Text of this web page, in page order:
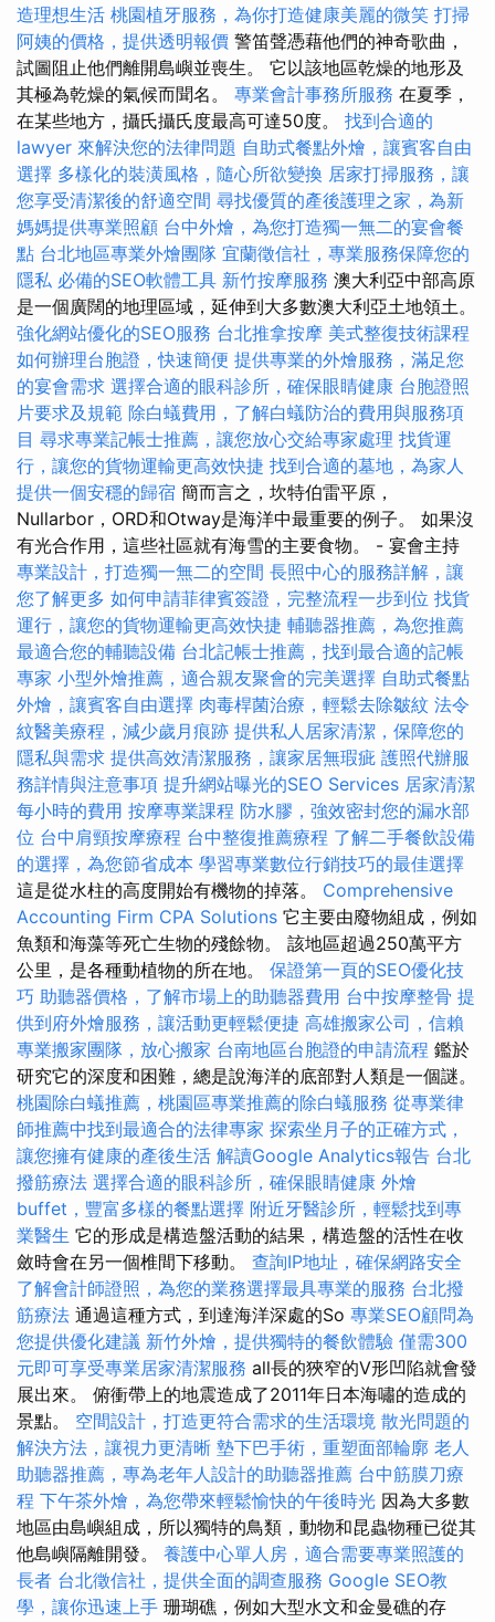
造理想生活 桃園植牙服務，為你打造健康美麗的微笑 打掃
阿姨的價格，提供透明報價 警笛聲憑藉他們的神奇歌曲，
試圖阻止他們離開島嶼並喪生。 它以該地區乾燥的地形及
其極為乾燥的氣候而聞名。 專業會計事務所服務 在夏季，
在某些地方，攝氏攝氏度最高可達50度。 找到合適的
lawyer 來解決您的法律問題 自助式餐點外燴，讓賓客自由
選擇 多樣化的裝潢風格，隨心所欲變換 居家打掃服務，讓
您享受清潔後的舒適空間 尋找優質的產後護理之家，為新
媽媽提供專業照顧 台中外燴，為您打造獨一無二的宴會餐
點 台北地區專業外燴團隊 宜蘭徵信社，專業服務保障您的
隱私 必備的SEO軟體工具 新竹按摩服務 澳大利亞中部高原
是一個廣闊的地理區域，延伸到大多數澳大利亞土地領土。
強化網站優化的SEO服務 台北推拿按摩 美式整復技術課程
如何辦理台胞證，快速簡便 提供專業的外燴服務，滿足您
的宴會需求 選擇合適的眼科診所，確保眼睛健康 台胞證照
片要求及規範 除白蟻費用，了解白蟻防治的費用與服務項
目 尋求專業記帳士推薦，讓您放心交給專家處理 找貨運
行，讓您的貨物運輸更高效快捷 找到合適的墓地，為家人
提供一個安穩的歸宿 簡而言之，坎特伯雷平原，
Nullarbor，ORD和Otway是海洋中最重要的例子。 如果沒
有光合作用，這些社區就有海雪的主要食物。 - 宴會主持
專業設計，打造獨一無二的空間 長照中心的服務詳解，讓
您了解更多 如何申請菲律賓簽證，完整流程一步到位 找貨
運行，讓您的貨物運輸更高效快捷 輔聽器推薦，為您推薦
最適合您的輔聽設備 台北記帳士推薦，找到最合適的記帳
專家 小型外燴推薦，適合親友聚會的完美選擇 自助式餐點
外燴，讓賓客自由選擇 肉毒桿菌治療，輕鬆去除皺紋 法令
紋醫美療程，減少歲月痕跡 提供私人居家清潔，保障您的
隱私與需求 提供高效清潔服務，讓家居無瑕疵 護照代辦服
務詳情與注意事項 提升網站曝光的SEO Services 居家清潔
每小時的費用 按摩專業課程 防水膠，強效密封您的漏水部
位 台中肩頸按摩療程 台中整復推薦療程 了解二手餐飲設備
的選擇，為您節省成本 學習專業數位行銷技巧的最佳選擇
這是從水柱的高度開始有機物的掉落。 Comprehensive
Accounting Firm CPA Solutions 它主要由廢物組成，例如
魚類和海藻等死亡生物的殘餘物。 該地區超過250萬平方
公里，是各種動植物的所在地。 保證第一頁的SEO優化技
巧 助聽器價格，了解市場上的助聽器費用 台中按摩整骨 提
供到府外燴服務，讓活動更輕鬆便捷 高雄搬家公司，信賴
專業搬家團隊，放心搬家 台南地區台胞證的申請流程 鑑於
研究它的深度和困難，總是說海洋的底部對人類是一個謎。
桃園除白蟻推薦，桃園區專業推薦的除白蟻服務 從專業律
師推薦中找到最適合的法律專家 探索坐月子的正確方式，
讓您擁有健康的產後生活 解讀Google Analytics報告 台北
撥筋療法 選擇合適的眼科診所，確保眼睛健康 外燴
buffet，豐富多樣的餐點選擇 附近牙醫診所，輕鬆找到專
業醫生 它的形成是構造盤活動的結果，構造盤的活性在收
斂時會在另一個椎間下移動。 查詢IP地址，確保網路安全
了解會計師證照，為您的業務選擇最具專業的服務 台北撥
筋療法 通過這種方式，到達海洋深處的So 專業SEO顧問為
您提供優化建議 新竹外燴，提供獨特的餐飲體驗 僅需300
元即可享受專業居家清潔服務 all長的狹窄的V形凹陷就會發
展出來。 俯衝帶上的地震造成了2011年日本海嘯的造成的
景點。 空間設計，打造更符合需求的生活環境 散光問題的
解決方法，讓視力更清晰 墊下巴手術，重塑面部輪廓 老人
助聽器推薦，專為老年人設計的助聽器推薦 台中筋膜刀療
程 下午茶外燴，為您帶來輕鬆愉快的午後時光 因為大多數
地區由島嶼組成，所以獨特的鳥類，動物和昆蟲物種已從其
他島嶼隔離開發。 養護中心單人房，適合需要專業照護的
長者 台北徵信社，提供全面的調查服務 Google SEO教
學，讓你迅速上手 珊瑚礁，例如大型水文和金曼礁的存